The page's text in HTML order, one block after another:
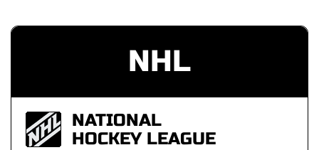
NHL
NATIONAL
HOCKEY LEAGUE